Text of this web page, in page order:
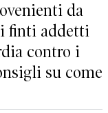
da
finti addetti
contro i
su come